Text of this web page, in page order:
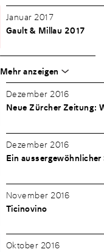
Januar 2017
Gault & Millau 2017
Mehr anzeigen
Dezember 2016
Neue Zürcher Zeitung:
Dezember 2016
Ein aussergewöhnlicher
November 2016
Ticinovino
Oktober 2016